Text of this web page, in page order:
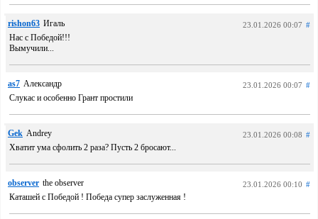
rishon63 Игаль 23.01.2026 00:07 #
Нас с Победой!!!
Вымучили...
as7 Александр 23.01.2026 00:07 #
Слукас и особенно Грант простили
Gek Andrey 23.01.2026 00:08 #
Хватит ума сфолить 2 раза? Пусть 2 бросают...
observer the observer 23.01.2026 00:10 #
Каташей с Победой ! Победа супер заслуженная !